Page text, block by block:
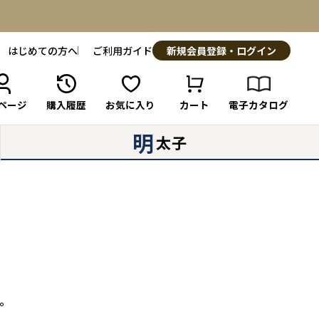
はじめての方へ ご利用ガイド 新規会員登録・ログイン
ージ 購入履歴 お気に入り カート 電子カタログ
明太子